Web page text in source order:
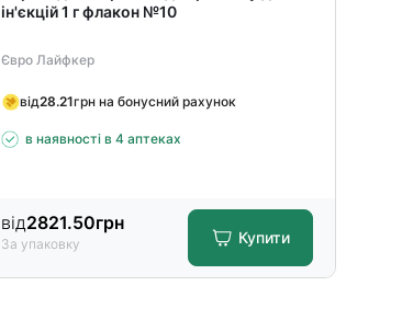
ін'єкцій 1 г флакон №10
Євро Лайфкер
від28.21грн на бонусний рахунок
в наявності в 4 аптеках
від2821.50грн
За упаковку Купити